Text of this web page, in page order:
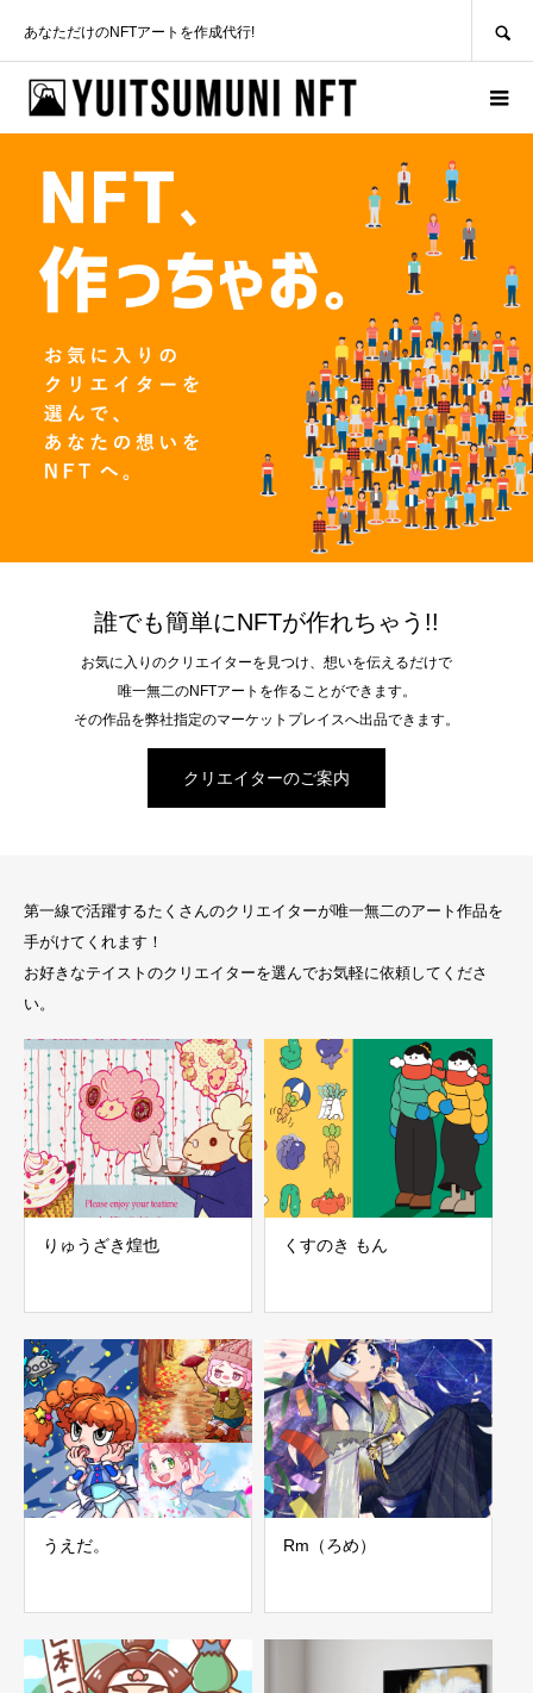
あなただけのNFTアートを作成代行!
誰でも簡単にNFTが作れちゃう!!
お気に入りのクリエイターを見つけ、想いを伝えるだけで
唯一無二のNFTアートを作ることができます。
その作品を弊社指定のマーケットプレイスへ出品できます。
クリエイターのご案内
第一線で活躍するたくさんのクリエイターが唯一無二のアート作品を
手がけてくれます！
お好きなテイストのクリエイターを選んでお気軽に依頼してくださ
い。
りゅうざき煌也 くすのき もん
うえだ。 Rm（ろめ）